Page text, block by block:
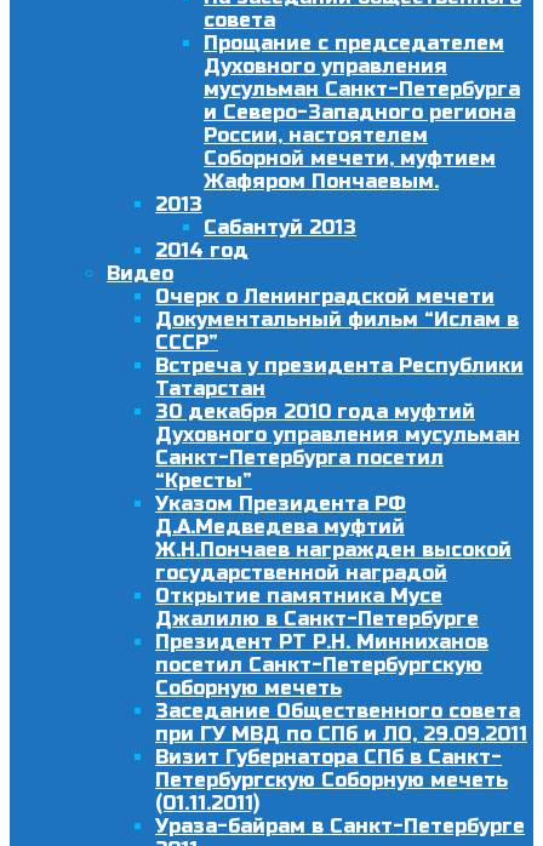
совета
Прощание с председателем
Духовного управления
мусульман Санкт-Петербурга
и Северо-Западного региона
России, настоятелем
Соборной мечети, муфтием
Жафяром Пончаевым.
2013
Сабантуй 2013
2014 год
Видео
Очерк о Ленинградской мечети
Документальный фильм “Ислам в
СССР”
Встреча у президента Республики
Татарстан
30 декабря 2010 года муфтий
Духовного управления мусульман
Санкт-Петербурга посетил
“Кресты”
Указом Президента РФ
Д.А.Медведева муфтий
Ж.Н.Пончаев награжден высокой
государственной наградой
Открытие памятника Мусе
Джалилю в Санкт-Петербурге
Президент РТ Р.Н. Минниханов
посетил Санкт-Петербургскую
Соборную мечеть
Заседание Общественного совета
при ГУ МВД по СПб и ЛО, 29.09.2011
Визит Губернатора СПб в Санкт-
Петербургскую Соборную мечеть
(01.11.2011)
Ураза-байрам в Санкт-Петербурге